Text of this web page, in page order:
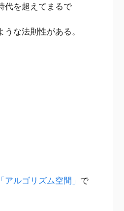
代を超えてまるで
な法則性がある。
「アルゴリズム空間」 で